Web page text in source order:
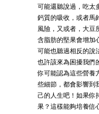
可能還聽說過，吃太
鈣質的吸收，或者馬
風險，又或者，大豆
含脂肪的堅果會增加
可能也聽過相反的說
也許該來為困擾我們
你可能認為這些營養
些細節，都會影響到
己的人生吧！如果你
果？這樣能夠培養信